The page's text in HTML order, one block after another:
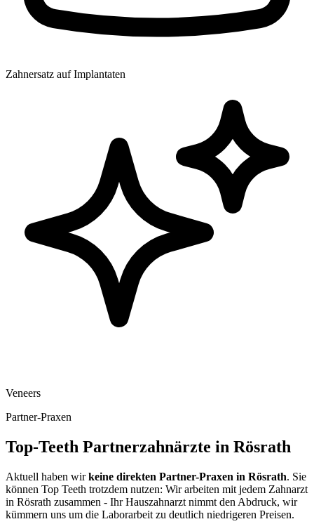
Zahnersatz auf Implantaten
Veneers
Partner-Praxen
Top-Teeth Partnerzahnärzte in Rösrath
Aktuell haben wirkeine direkten Partner-Praxen in Rösrath. Sie
können Top Teeth trotzdem nutzen: Wir arbeiten mit jedem Zahnarzt
in Rösrath zusammen - Ihr Hauszahnarzt nimmt den Abdruck, wir
kümmern uns um die Laborarbeit zu deutlich niedrigeren Preisen.